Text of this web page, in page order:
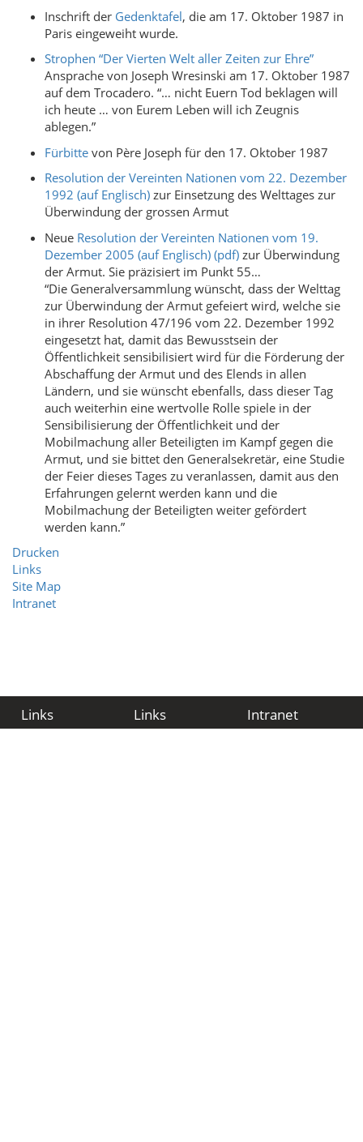
Inschrift der Gedenktafel, die am 17. Oktober 1987 in
Paris eingeweiht wurde.
Strophen “Der Vierten Welt aller Zeiten zur Ehre”
Ansprache von Joseph Wresinski am 17. Oktober 1987
auf dem Trocadero. “… nicht Euern Tod beklagen will
ich heute … von Eurem Leben will ich Zeugnis
ablegen.”
Fürbitte von Père Joseph für den 17. Oktober 1987
Resolution der Vereinten Nationen vom 22. Dezember
1992 (auf Englisch) zur Einsetzung des Welttages zur
Überwindung der grossen Armut
Neue Resolution der Vereinten Nationen vom 19.
Dezember 2005 (auf Englisch) (pdf) zur Überwindung
der Armut. Sie präzisiert im Punkt 55…
“Die Generalversammlung wünscht, dass der Welttag
zur Überwindung der Armut gefeiert wird, welche sie
in ihrer Resolution 47/196 vom 22. Dezember 1992
eingesetzt hat, damit das Bewusstsein der
Öffentlichkeit sensibilisiert wird für die Förderung der
Abschaffung der Armut und des Elends in allen
Ländern, und sie wünscht ebenfalls, dass dieser Tag
auch weiterhin eine wertvolle Rolle spiele in der
Sensibilisierung der Öffentlichkeit und der
Mobilmachung aller Beteiligten im Kampf gegen die
Armut, und sie bittet den Generalsekretär, eine Studie
der Feier dieses Tages zu veranlassen, damit aus den
Erfahrungen gelernt werden kann und die
Mobilmachung der Beteiligten weiter gefördert
werden kann.”
Drucken
Links
Site Map
Intranet
Links Links Intranet